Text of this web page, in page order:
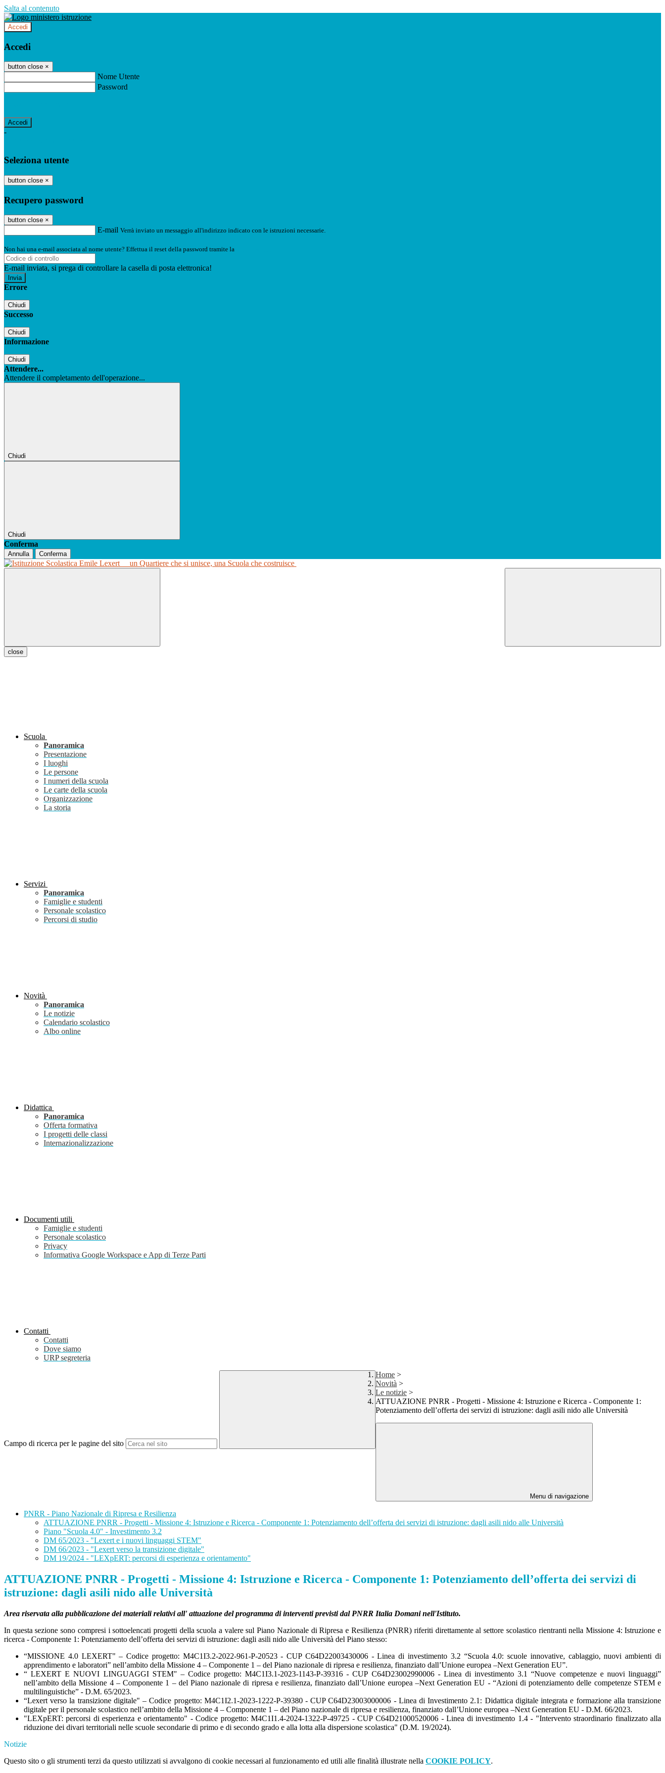
Salta al contenuto
Accedi
Accedi
button close ×
Nome Utente
Password
-
Seleziona utente
button close ×
Recupero password
button close ×
E-mail Verrà inviato un messaggio all'indirizzo indicato con le istruzioni necessarie.
Non hai una e-mail associata al nome utente? Effettua il reset della password tramite la
E-mail inviata, si prega di controllare la casella di posta elettronica!
Errore
Chiudi
Successo
Chiudi
Informazione
Chiudi
Attendere...
Attendere il completamento dell'operazione...
Chiudi
Chiudi
Conferma
Annulla Conferma
un Quartiere che si unisce, una Scuola che costruisce
close
Scuola
Panoramica
Presentazione
I luoghi
Le persone
I numeri della scuola
Le carte della scuola
Organizzazione
La storia
Servizi
Panoramica
Famiglie e studenti
Personale scolastico
Percorsi di studio
Novità
Panoramica
Le notizie
Calendario scolastico
Albo online
Didattica
Panoramica
Offerta formativa
I progetti delle classi
Internazionalizzazione
Documenti utili
Famiglie e studenti
Personale scolastico
Privacy
Informativa Google Workspace e App di Terze Parti
Contatti
Contatti
Dove siamo
URP segreteria
Campo di ricerca per le pagine del sito
Home >
Novità >
Le notizie >
ATTUAZIONE PNRR - Progetti - Missione 4: Istruzione e Ricerca - Componente 1:
Potenziamento dell’offerta dei servizi di istruzione: dagli asili nido alle Università
Menu di navigazione
PNRR - Piano Nazionale di Ripresa e Resilienza
ATTUAZIONE PNRR - Progetti - Missione 4: Istruzione e Ricerca - Componente 1: Potenziamento dell’offerta dei servizi di istruzione: dagli asili nido alle Università
Piano "Scuola 4.0" - Investimento 3.2
DM 65/2023 - "Lexert e i nuovi linguaggi STEM"
DM 66/2023 - "Lexert verso la transizione digitale"
DM 19/2024 - "LEXpERT: percorsi di esperienza e orientamento"
ATTUAZIONE PNRR - Progetti - Missione 4: Istruzione e Ricerca - Componente 1: Potenziamento dell’offerta dei servizi di
istruzione: dagli asili nido alle Università
Area riservata alla pubblicazione dei materiali relativi all' attuazione del programma di interventi previsti dal PNRR Italia Domani nell'Istituto.
In questa sezione sono compresi i sottoelencati progetti della scuola a valere sul Piano Nazionale di Ripresa e Resilienza (PNRR) riferiti direttamente al settore scolastico rientranti nella Missione 4: Istruzione e
ricerca - Componente 1: Potenziamento dell’offerta dei servizi di istruzione: dagli asili nido alle Università del Piano stesso:
“MISSIONE 4.0 LEXERT" – Codice progetto: M4C1I3.2-2022-961-P-20523 - CUP C64D22003430006 - Linea di investimento 3.2 “Scuola 4.0: scuole innovative, cablaggio, nuovi ambienti di
apprendimento e laboratori” nell’ambito della Missione 4 – Componente 1 – del Piano nazionale di ripresa e resilienza, finanziato dall’Unione europea –Next Generation EU”.
“ LEXERT E NUOVI LINGUAGGI STEM" – Codice progetto: M4C1I3.1-2023-1143-P-39316 - CUP C64D23002990006 - Linea di investimento 3.1 “Nuove competenze e nuovi linguaggi”
nell’ambito della Missione 4 – Componente 1 – del Piano nazionale di ripresa e resilienza, finanziato dall’Unione europea –Next Generation EU - “Azioni di potenziamento delle competenze STEM e
multilinguistiche” - D.M. 65/2023.
“Lexert verso la transizione digitale" – Codice progetto: M4C1I2.1-2023-1222-P-39380- CUP C64D23003000006 - Linea di Investimento 2.1: Didattica digitale integrata e formazione alla transizione
digitale per il personale scolastico nell’ambito della Missione 4 – Componente 1 – del Piano nazionale di ripresa e resilienza, finanziato dall’Unione europea –Next Generation EU - D.M. 66/2023.
"LEXpERT: percorsi di esperienza e orientamento" - Codice progetto: M4C1I1.4-2024-1322-P-49725 - CUP C64D21000520006 - Linea di investimento 1.4 - "Intervento straordinario finalizzato alla
riduzione dei divari territoriali nelle scuole secondarie di primo e di secondo grado e alla lotta alla dispersione scolastica" (D.M. 19/2024).
Notizie
Questo sito o gli strumenti terzi da questo utilizzati si avvalgono di cookie necessari al funzionamento ed utili alle finalità illustrate nella COOKIE POLICY.